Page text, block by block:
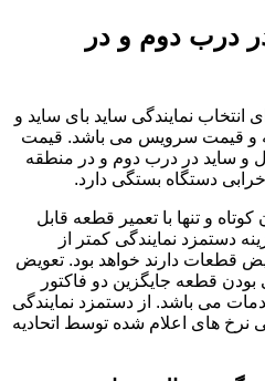
درب دوم و در
انتخاب نمایندگی ساید بای ساید و
و قیمت سرویس می باشد. قیمت
و ساید در درب دوم و در منطقه
دستگاه بستگی دارد.
و تنها با تعمیر قطعه قابل
دستمزد نمایندگی کمتر از
قطعات دارند خواهد بود. تعویض
قطعه جایگزین دو فاکتور
می باشد. از دستمزد نمایندگی
نرخ های اعلام شده توسط اتحادیه